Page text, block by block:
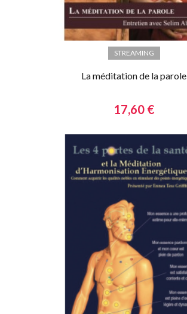
STREAMING
La méditation de la parole
17,60 €